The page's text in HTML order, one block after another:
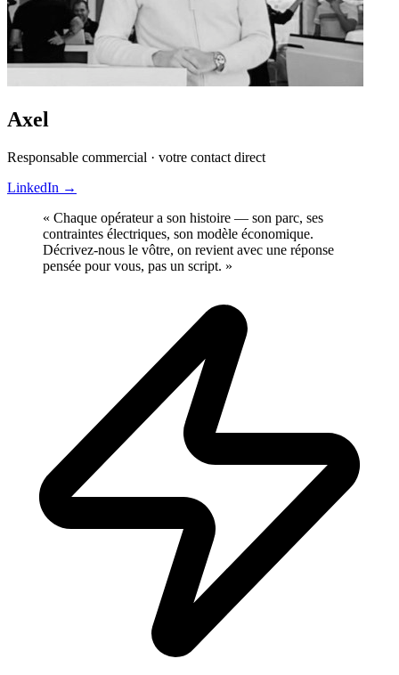
Axel
Responsable commercial · votre contact direct
LinkedIn →
« Chaque opérateur a son histoire — son parc, ses
contraintes électriques, son modèle économique.
Décrivez-nous le vôtre, on revient avec une réponse
pensée pour vous, pas un script. »